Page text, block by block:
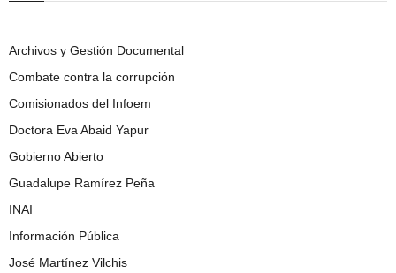
Archivos y Gestión Documental
Combate contra la corrupción
Comisionados del Infoem
Doctora Eva Abaid Yapur
Gobierno Abierto
Guadalupe Ramírez Peña
INAI
Información Pública
José Martínez Vilchis